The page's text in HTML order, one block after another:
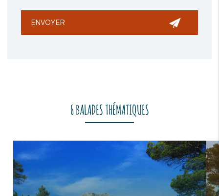
6 BALADES THÉMATIQUES